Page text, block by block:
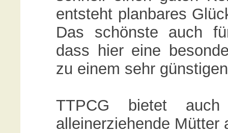
entsteht planbares
Das schönste auch
dass hier eine
zu einem sehr
TTPCG bietet
alleinerziehende Mütter